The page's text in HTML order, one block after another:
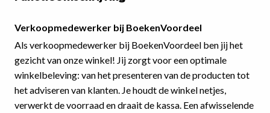
Verkoopmedewerker bij BoekenVoordeel
Als verkoopmedewerker bij BoekenVoordeel ben jij het
gezicht van onze winkel! Jij zorgt voor een optimale
winkelbeleving: van het presenteren van de producten tot
het adviseren van klanten. Je houdt de winkel netjes,
verwerkt de voorraad en draait de kassa. Een afwisselende